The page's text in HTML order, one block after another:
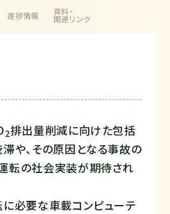
進捗情報 資料・
関連リンク
2排出量削減に向けた包括
や、その原因となる事故の
転の社会実装が期待され
に必要な車載コンピューテ